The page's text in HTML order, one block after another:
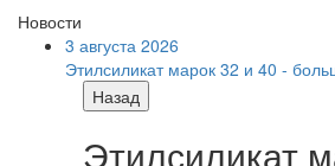
Новости
3 августа 2026
Этилсиликат марок 32 и 40 -
Назад
Этилсиликат